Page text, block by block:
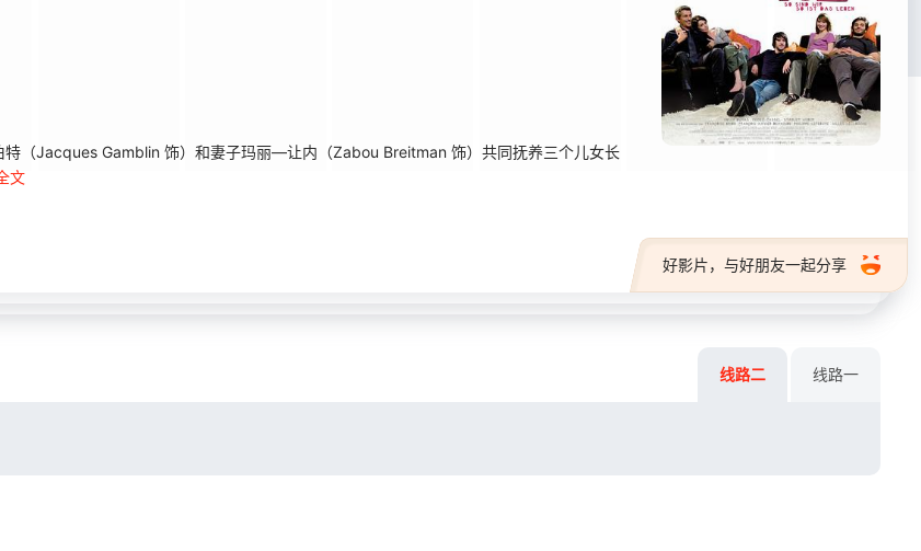
（Jacques Gamblin 饰）和妻子玛丽—让内（Zabou Breitman 饰）共同抚养三个儿女长
文
好影片，与好朋友一起分享
线路二 线路一